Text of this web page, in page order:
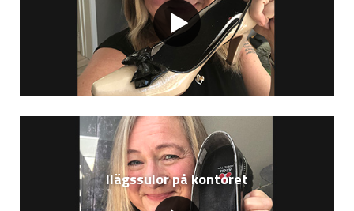
Ilägssulor på kontoret